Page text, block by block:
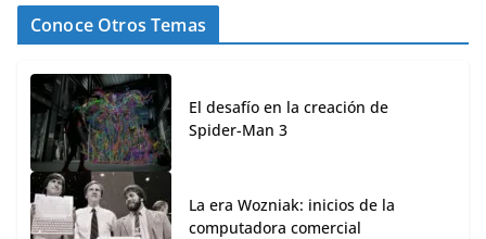
Conoce Otros Temas
El desafío en la creación de
Spider-Man 3
La era Wozniak: inicios de la
computadora comercial